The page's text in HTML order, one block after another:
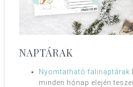
NAPTÁRAK
Nyomtatható falinaptárak
minden hónap elején